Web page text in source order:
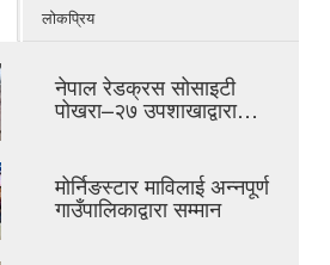
लोकप्रिय
नेपाल रेडक्रस सोसाइटी
पोखरा–२७ उपशाखाद्वारा…
मोर्निङस्टार माविलाई अन्नपूर्ण
गाउँपालिकाद्वारा सम्मान